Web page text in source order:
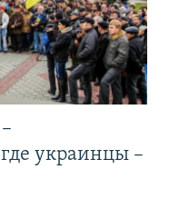
украинцы –